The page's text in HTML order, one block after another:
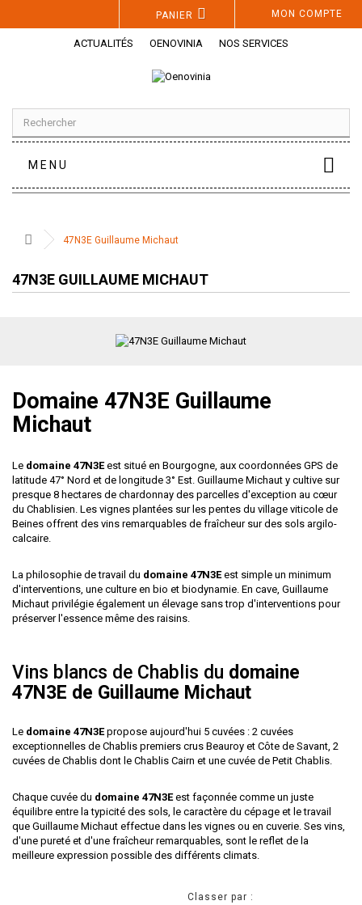
MON COMPTE
PANIER
ACTUALITÉS OENOVINIA NOS SERVICES
MENU
47N3E Guillaume Michaut
47N3E GUILLAUME MICHAUT
Domaine 47N3E Guillaume
Michaut
Le domaine 47N3Eest situé en Bourgogne, aux coordonnées GPS de
latitude 47° Nord et de longitude 3° Est. Guillaume Michaut y cultive sur
presque 8 hectares de chardonnay des parcelles d'exception au cœur
du Chablisien. Les vignes plantées sur les pentes du village viticole de
Beines offrent des vins remarquables de fraîcheur sur des sols argilo-
calcaire.
La philosophie de travail du domaine 47N3Eest simple un minimum
d'interventions, une culture en bio et biodynamie. En cave, Guillaume
Michaut privilégie également un élevage sans trop d'interventions pour
préserver l'essence même des raisins.
Vins blancs de Chablis du domaine
47N3E de Guillaume Michaut
Le domaine 47N3Epropose aujourd'hui 5 cuvées : 2 cuvées
exceptionnelles de Chablis premiers crus Beauroy et Côte de Savant, 2
cuvées de Chablis dont le Chablis Cairn et une cuvée de Petit Chablis.
Chaque cuvée du domaine 47N3Eest façonnée comme un juste
équilibre entre la typicité des sols, le caractère du cépage et le travail
que Guillaume Michaut effectue dans les vignes ou en cuverie. Ses vins,
d'une pureté et d'une fraîcheur remarquables, sont le reflet de la
meilleure expression possible des différents climats.
Classer par :